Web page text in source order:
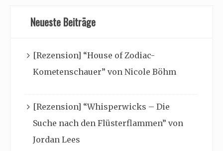
Neueste Beiträge
[Rezension] “House of Zodiac-
Kometenschauer” von Nicole Böhm
[Rezension] “Whisperwicks – Die
Suche nach den Flüsterflammen” von
Jordan Lees